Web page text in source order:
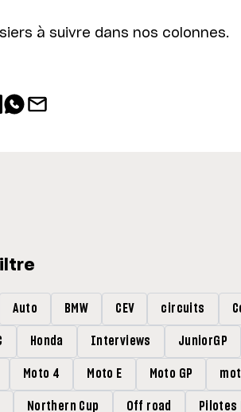
à suivre dans nos colonnes.
Auto BMW CEV circuits
Honda Interviews JuniorGP
Moto 4 Moto E Moto GP
Northern Cup Off road Pilotes